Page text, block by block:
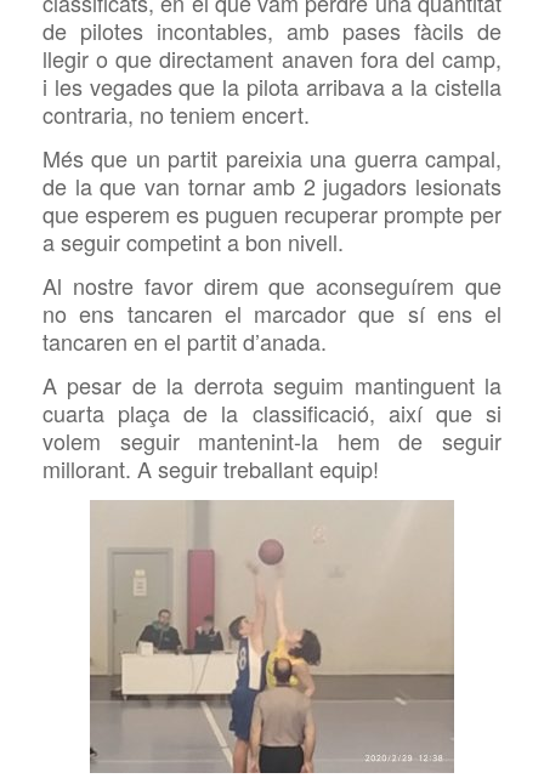
de pilotes incontables, amb pases fàcils de
llegir o que directament anaven fora del camp,
i les vegades que la pilota arribava a la cistella
contraria, no teniem encert.
Més que un partit pareixia una guerra campal,
de la que van tornar amb 2 jugadors lesionats
que esperem es puguen recuperar prompte per
a seguir competint a bon nivell.
Al nostre favor direm que aconseguírem que
no ens tancaren el marcador que sí ens el
tancaren en el partit d’anada.
A pesar de la derrota seguim mantinguent la
cuarta plaça de la classificació, així que si
volem seguir mantenint-la hem de seguir
millorant. A seguir treballant equip!